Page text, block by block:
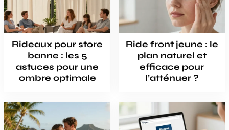
Rideaux pour store
banne : les 5
astuces pour une
ombre optimale
Ride front jeune : le
plan naturel et
efficace pour
l’atténuer ?